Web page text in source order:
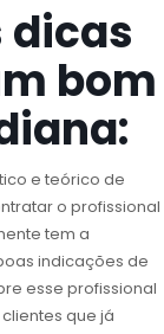
dicas
bom
e teórico de
o profissional
tem a
indicações de
esse profissional
que já